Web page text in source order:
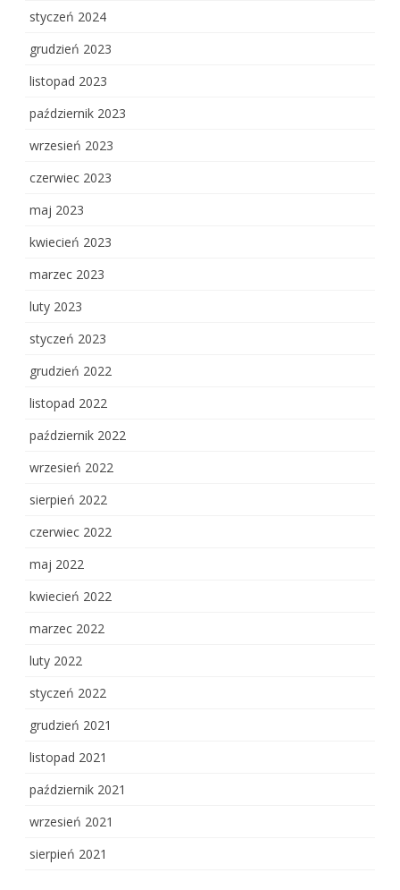
styczeń 2024
grudzień 2023
listopad 2023
październik 2023
wrzesień 2023
czerwiec 2023
maj 2023
kwiecień 2023
marzec 2023
luty 2023
styczeń 2023
grudzień 2022
listopad 2022
październik 2022
wrzesień 2022
sierpień 2022
czerwiec 2022
maj 2022
kwiecień 2022
marzec 2022
luty 2022
styczeń 2022
grudzień 2021
listopad 2021
październik 2021
wrzesień 2021
sierpień 2021